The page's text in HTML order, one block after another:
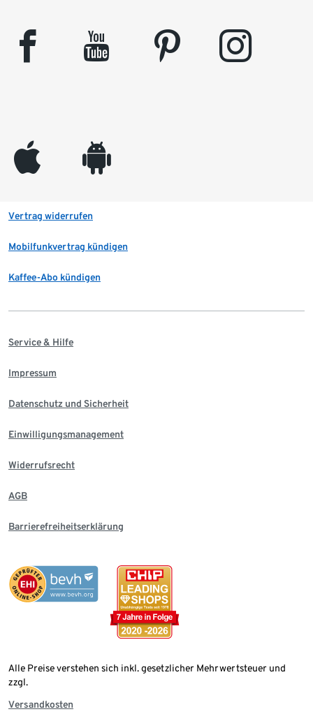
facebook youtube pinterest instagram
appleinc android
Vertrag widerrufen
Mobilfunkvertrag kündigen
Kaffee-Abo kündigen
Service & Hilfe
Impressum
Datenschutz und Sicherheit
Einwilligungsmanagement
Widerrufsrecht
AGB
Barrierefreiheitserklärung
Alle Preise verstehen sich inkl. gesetzlicher Mehrwertsteuer und
zzgl.
Versandkosten